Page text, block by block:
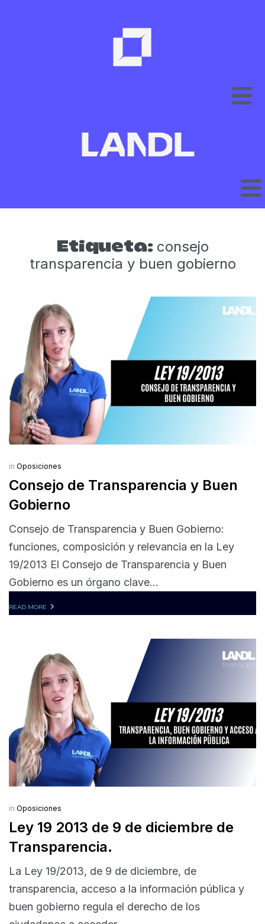
Etiqueta: consejo
transparencia y buen gobierno
in Oposiciones
Consejo de Transparencia y Buen
Gobierno
Consejo de Transparencia y Buen Gobierno:
funciones, composición y relevancia en la Ley
19/2013 El Consejo de Transparencia y Buen
Gobierno es un órgano clave...
READ MORE
in Oposiciones
Ley 19 2013 de 9 de diciembre de
Transparencia.
La Ley 19/2013, de 9 de diciembre, de
transparencia, acceso a la información pública y
buen gobierno regula el derecho de los